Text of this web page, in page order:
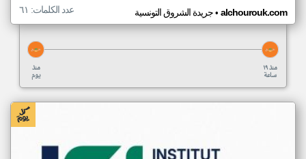
جريدة الشروق التونسية• alchourouk.com عدد الكلمات: ٦١
منذ
يوم
منذ ١٩
ساعة